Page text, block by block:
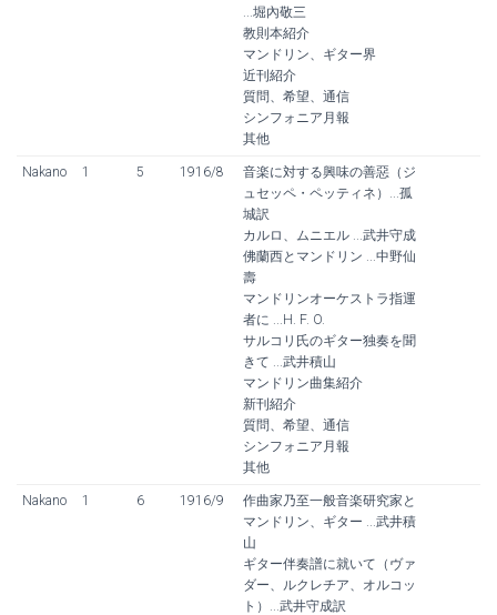
...堀內敬三
教則本紹介
マンドリン、ギター界
近刊紹介
質問、希望、通信
シンフォニア月報
其他
Nakano 1 5 1916/8
音楽に対する興味の善惡（ジ
ュセッペ・ペッティネ）...孤
城訳
カルロ、ムニエル ...武井守成
佛蘭西とマンドリン ...中野仙
壽
マンドリンオーケストラ指運
者に ...H. F. O.
サルコリ氏のギター独奏を聞
きて ...武井積山
マンドリン曲集紹介
新刊紹介
質問、希望、通信
シンフォニア月報
其他
Nakano 1 6 1916/9
作曲家乃至一般音楽研究家と
マンドリン、ギター ...武井積
山
ギター伴奏譜に就いて（ヴァ
ダー、ルクレチア、オルコッ
ト）...武井守成訳